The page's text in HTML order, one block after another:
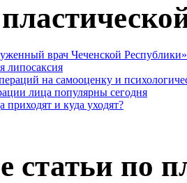
врач Чеченской Республики»
липосаксия
на самооценку и
лица популярны сегодня
и куда уходят?
статьи по